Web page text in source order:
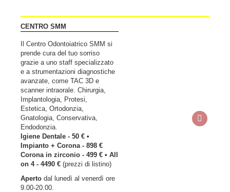
CENTRO SMM
Il Centro Odontoiatrico SMM si
prende cura del tuo sorriso
grazie a uno staff specializzato
e a strumentazioni diagnostiche
avanzate, come TAC 3D e
scanner intraorale. Chirurgia,
Implantologia, Protesi,
Estetica, Ortodonzia,
Gnatologia, Conservativa,
Endodonzia.
Igiene Dentale - 50 € •
Impianto + Corona - 898 €
Corona in zirconio - 499 € • All
on 4 - 4490 € (prezzi di listino)
Aperto dal lunedì al venerdì ore
9.00-20.00.